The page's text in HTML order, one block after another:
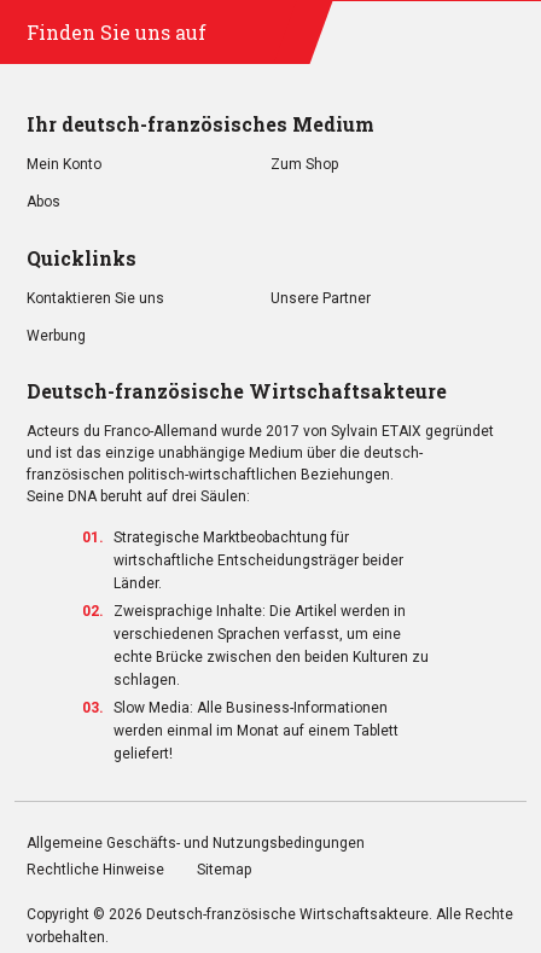
Finden Sie uns auf
Ihr deutsch-französisches Medium
Mein Konto Zum Shop
Abos
Quicklinks
Kontaktieren Sie uns Unsere Partner
Werbung
Deutsch-französische Wirtschaftsakteure
Acteurs du Franco-Allemand wurde 2017 von Sylvain ETAIX gegründet
und ist das einzige unabhängige Medium über die deutsch-
französischen politisch-wirtschaftlichen Beziehungen.
Seine DNA beruht auf drei Säulen:
Strategische Marktbeobachtung für
wirtschaftliche Entscheidungsträger beider
Länder.
Zweisprachige Inhalte: Die Artikel werden in
verschiedenen Sprachen verfasst, um eine
echte Brücke zwischen den beiden Kulturen zu
schlagen.
Slow Media: Alle Business-Informationen
werden einmal im Monat auf einem Tablett
geliefert!
Allgemeine Geschäfts- und Nutzungsbedingungen
Rechtliche Hinweise
Sitemap
Copyright © 2026 Deutsch-französische Wirtschaftsakteure. Alle Rechte
vorbehalten.